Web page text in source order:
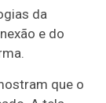
da
e do
que o